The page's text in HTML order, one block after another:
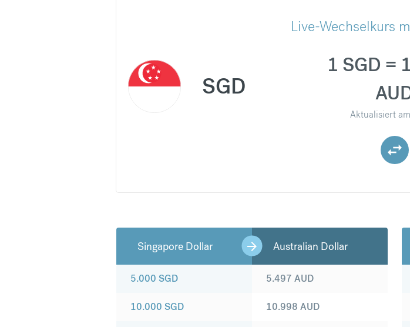
Live-Wechselkurs
SGD
1 SGD =
Aktualisiert am
Singapore Dollar Australian Dollar
5.000 SGD
10.000 SGD
5.497 AUD
10.998 AUD